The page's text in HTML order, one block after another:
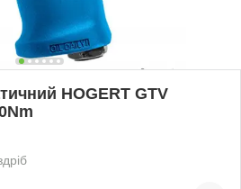
HOGERT GTV